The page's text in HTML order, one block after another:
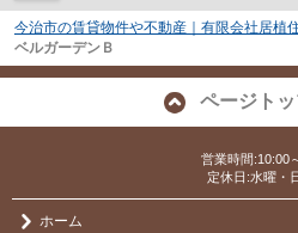
今治市の賃貸物件や不動産｜有限会社居植
ベルガーデンＢ
ページト
営業時間:10:00
定休日:水曜・
ホーム